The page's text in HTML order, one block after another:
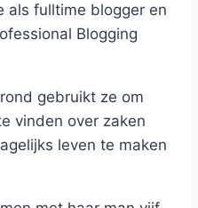
als fulltime blogger en
Blogging
gebruikt ze om
vinden over zaken
leven te maken